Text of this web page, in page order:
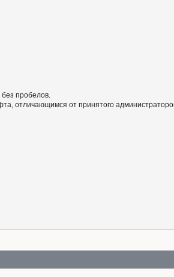
пробелов.
отличающимся от принятого